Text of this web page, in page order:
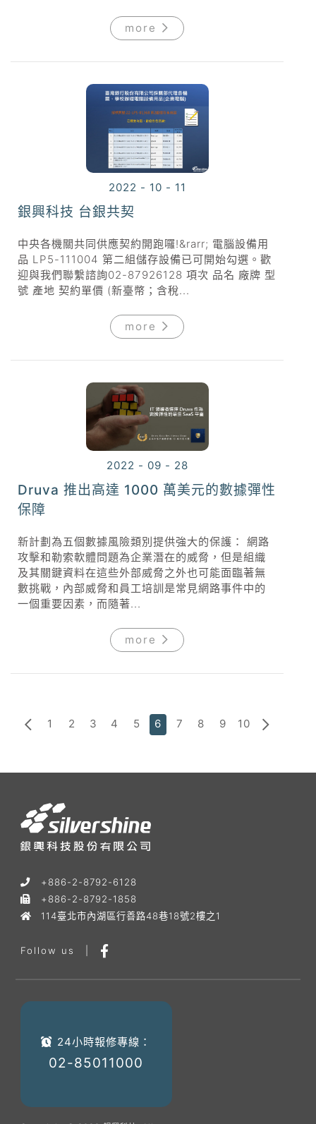
more
2022 - 10 - 11
銀興科技 台銀共契
中央各機關共同供應契約開跑囉!&rarr; 電腦設備用
品 LP5-111004 第二組儲存設備已可開始勾選。歡
迎與我們聯繫諮詢02-87926128 項次 品名 廠牌 型
號 產地 契約單價 (新臺幣；含稅...
more
2022 - 09 - 28
Druva 推出高達 1000 萬美元的數據彈性
保障
新計劃為五個數據風險類別提供強大的保護： 網路
攻擊和勒索軟體問題為企業潛在的威脅，但是組織
及其關鍵資料在這些外部威脅之外也可能面臨著無
數挑戰，內部威脅和員工培訓是常見網路事件中的
一個重要因素，而隨著...
more
1 2 3 4 5 6 7 8 9 10
+886-2-8792-6128
+886-2-8792-1858
114臺北市內湖區行善路48巷18號2樓之1
Follow us
24小時報修專線：
02-85011000